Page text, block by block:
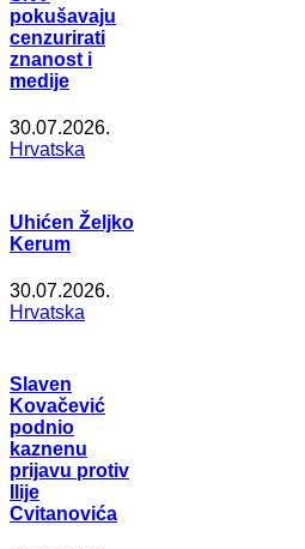
pokušavaju
cenzurirati
znanost i
medije
30.07.2026.
Hrvatska
Uhićen Željko
Kerum
30.07.2026.
Hrvatska
Slaven
Kovačević
podnio
kaznenu
prijavu protiv
Ilije
Cvitanovića